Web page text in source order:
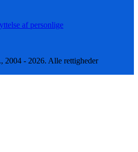
af personlige
- 2026. Alle rettigheder